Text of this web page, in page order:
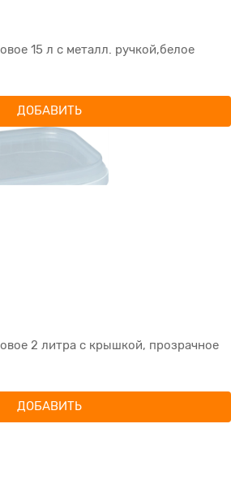
15 л с металл. ручкой,белое
ДОБАВИТЬ
2 литра с крышкой, прозрачное
ДОБАВИТЬ